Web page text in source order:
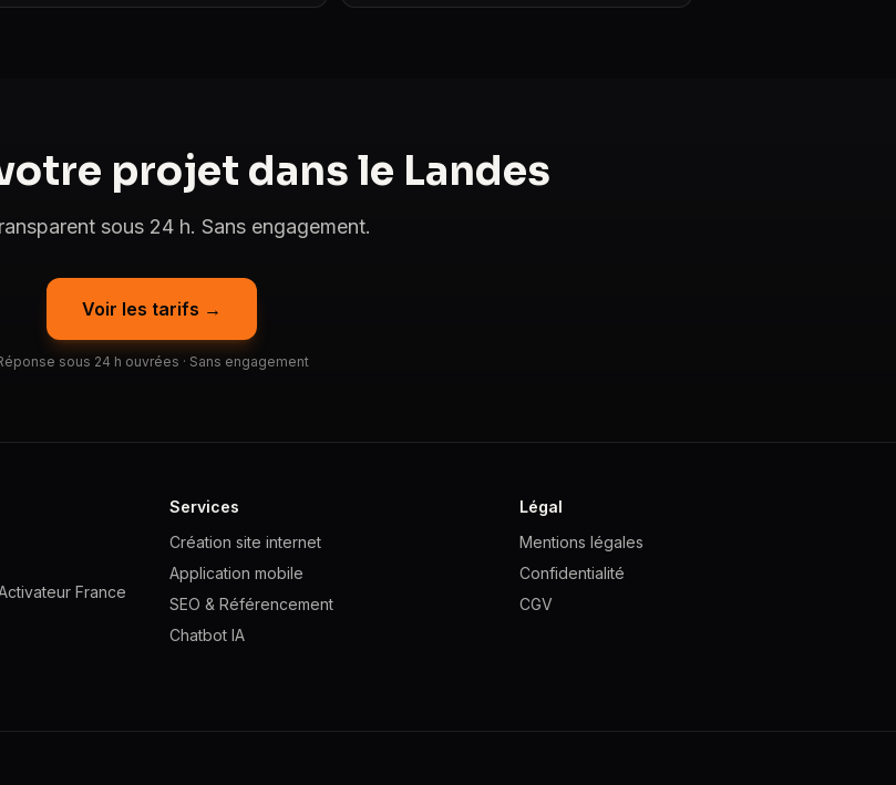
projet dans le Landes
sous 24 h. Sans engagement.
Voir les tarifs →
sous 24 h ouvrées · Sans engagement
France
Services
Création site internet
Application mobile
SEO & Référencement
Chatbot IA
Légal
Mentions légales
Confidentialité
CGV